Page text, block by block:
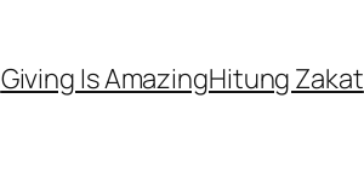
Giving Is AmazingHitung Zakat